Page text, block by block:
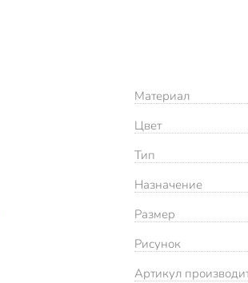
Материал
Цвет
Тип
Назначение
Размер
Рисунок
Артикул